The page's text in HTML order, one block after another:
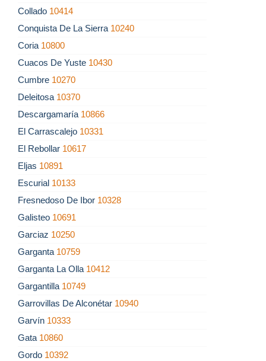
Collado 10414
Conquista De La Sierra 10240
Coria 10800
Cuacos De Yuste 10430
Cumbre 10270
Deleitosa 10370
Descargamaría 10866
El Carrascalejo 10331
El Rebollar 10617
Eljas 10891
Escurial 10133
Fresnedoso De Ibor 10328
Galisteo 10691
Garciaz 10250
Garganta 10759
Garganta La Olla 10412
Gargantilla 10749
Garrovillas De Alconétar 10940
Garvín 10333
Gata 10860
Gordo 10392